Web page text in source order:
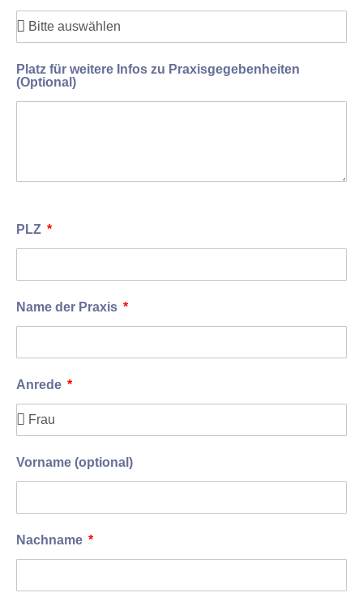
Platz für weitere Infos zu Praxisgegebenheiten
(Optional)
PLZ
Name der Praxis
Anrede
Vorname (optional)
Nachname